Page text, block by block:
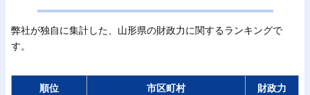
弊社が独自に集計した、山形県の財政力に関するランキングで
す。
順位 市区町村 財政力